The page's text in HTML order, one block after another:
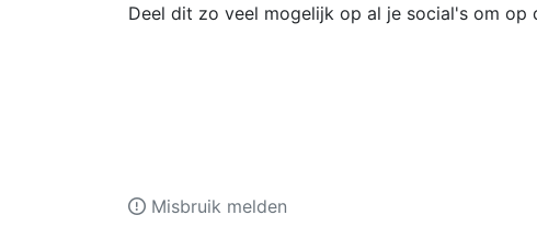
Deel dit zo veel mogelijk op al je social's om op
Misbruik melden